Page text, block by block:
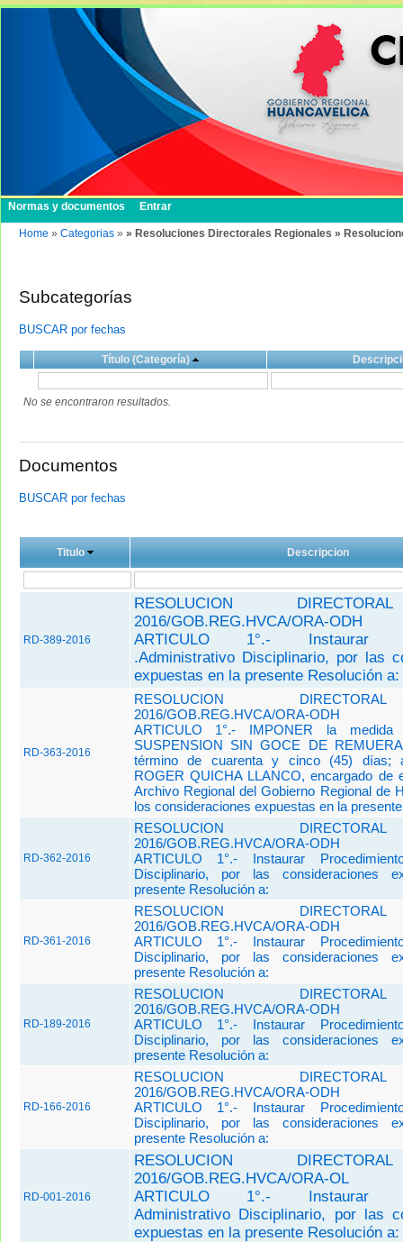
Normas y documentos Entrar
Home » Categorias » » Resoluciones Directorales Regionales »
Subcategorías
BUSCAR por fechas
Título (Categoría)
No se encontraron resultados.
Documentos
BUSCAR por fechas
Titulo Descripcion
RD-389-2016
RESOLUCION
2016/GOB.REG.HVCA/ORA-ODH
ARTICULO 1°.- Instaurar
.Administrativo Disciplinario, por las
expuestas en la presente Resolución a:
RD-363-2016
RESOLUCION
2016/GOB.REG.HVCA/ORA-ODH
ARTICULO 1°.- IMPONER la medida
SUSPENSION SIN GOCE DE
término de cuarenta y cinco (45) días;
ROGER QUICHA LLANCO, encargado de
Archivo Regional del Gobierno Regional de
los consideraciones expuestas en la
RD-362-2016
RESOLUCION
2016/GOB.REG.HVCA/ORA-ODH
ARTICULO 1°.- Instaurar
Disciplinario, por las consideraciones
presente Resolución a:
RD-361-2016
RESOLUCION
2016/GOB.REG.HVCA/ORA-ODH
ARTICULO 1°.- Instaurar
Disciplinario, por las consideraciones
presente Resolución a:
RD-189-2016
RESOLUCION
2016/GOB.REG.HVCA/ORA-ODH
ARTICULO 1°.- Instaurar
Disciplinario, por las consideraciones
presente Resolución a:
RD-166-2016
RESOLUCION
2016/GOB.REG.HVCA/ORA-ODH
ARTICULO 1°.- Instaurar
Disciplinario, por las consideraciones
presente Resolución a:
RD-001-2016
RESOLUCION
2016/GOB.REG.HVCA/ORA-OL
ARTICULO 1°.- Instaurar
Administrativo Disciplinario, por las
expuestas en la presente Resolución a: